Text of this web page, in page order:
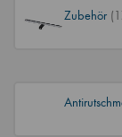
Zubehör